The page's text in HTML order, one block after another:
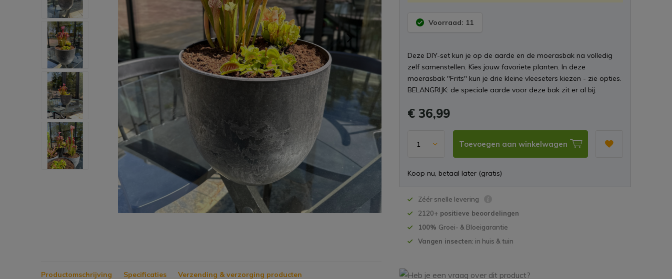
Voorraad: 11
Deze DIY-set kun je op de aarde en de moerasbak na volledig
zelf samenstellen. Kies jouw favoriete planten. In deze
moerasbak "Frits" kun je drie kleine vleeseters kiezen - zie opties.
BELANGRIJK: de speciale aarde voor deze bak zit er al bij.
€ 36,99
Toevoegen aan winkelwagen
Koop nu, betaal later (gratis)
Zéér snelle levering
2120+ positieve beoordelingen
100% Groei- & Bloeigarantie
Vangen insecten: in huis & tuin
Productomschrijving Specificaties Verzending & verzorging producten